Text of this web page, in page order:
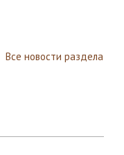
Все новости раздела